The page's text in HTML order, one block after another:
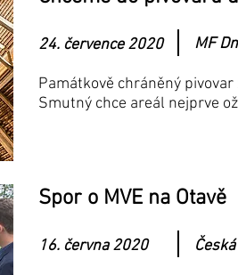
24. července 2020 MF
Památkově chráněný
Smutný chce areál nejprve
Spor o MVE na Otavě
16. června 2020